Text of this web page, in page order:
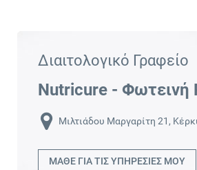
Διαιτολογικό Γραφείο
Nutricure - Φωτεινή
Μιλτιάδου Μαργαρίτη 21,
ΜΑΘΕ ΓΙΑ ΤΙΣ ΥΠΗΡΕΣΙΕΣ ΜΟΥ